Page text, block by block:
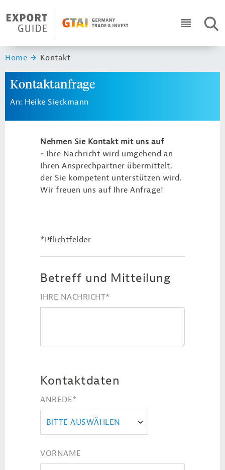
Header Logo
ICON
Sie sind hier:
Home Kontakt
Kontaktanfrage
An: Heike Sieckmann
Nehmen Sie Kontakt mit uns auf
- Ihre Nachricht wird umgehend an
Ihren Ansprechpartner übermittelt,
der Sie kompetent unterstützen wird.
Wir freuen uns auf Ihre Anfrage!
*Pflichtfelder
Betreff und Mitteilung
IHRE NACHRICHT*
Kontaktdaten
ANREDE*
BITTE AUSWÄHLEN
VORNAME